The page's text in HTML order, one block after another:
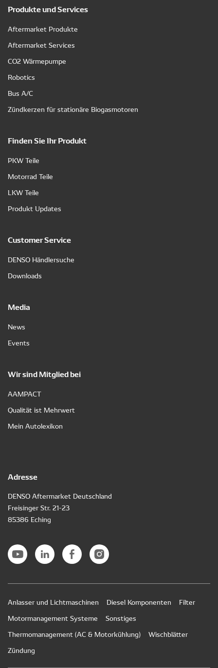
Produkte und Services
Aftermarket Produkte
Aftermarket Services
CO2 Wärmepumpe
Robotics
Bus A/C
Zündkerzen für stationäre Biogasmotoren
Finden Sie Ihr Produkt
PKW Teile
Motorrad Teile
LKW Teile
Produkt Updates
Customer Service
DENSO Händlersuche
Downloads
Media
News
Events
Wir sind Mitglied bei
AAMPACT
Qualität ist Mehrwert
Mein Autolexikon
Adresse
DENSO Aftermarket Deutschland
Freisinger Str. 21-23
85386 Eching
Anlasser und Lichtmaschinen Diesel Komponenten
Filter
Motormanagement Systeme
Sonstiges
Thermomanagement (AC & Motorkühlung)
Wischblätter
Zündung